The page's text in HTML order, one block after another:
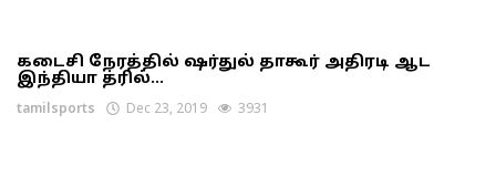
கடைசி நேரத்தில் ஷர்துல் தாகூர் அதிரடி ஆட
இந்தியா த்ரில்...
tamilsports Dec 23, 2019 3931